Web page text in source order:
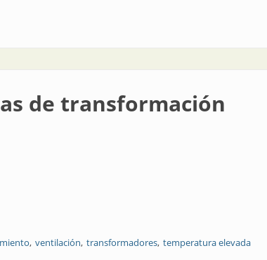
de transformación
ventilación transformadores temperatura elevada